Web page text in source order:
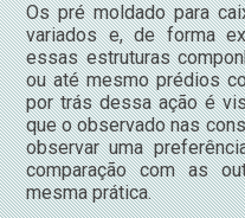
Os pré moldado para
variados e, de forma
essas estruturas
ou até mesmo prédios
por trás dessa ação é
que o observado nas
observar uma
comparação com as
mesma prática.